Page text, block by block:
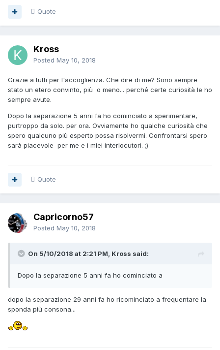
Quote
Kross
Posted May 10, 2018
Grazie a tutti per l'accoglienza. Che dire di me? Sono sempre
stato un etero convinto, più o meno... perché certe curiosità le ho
sempre avute.
Dopo la separazione 5 anni fa ho cominciato a sperimentare,
purtroppo da solo. per ora. Ovviamente ho qualche curiosità che
spero qualcuno più esperto possa risolvermi. Confrontarsi spero
sarà piacevole per me e i miei interlocutori. ;)
Quote
Capricorno57
Posted May 10, 2018
On 5/10/2018 at 2:21 PM, Kross said:
Dopo la separazione 5 anni fa ho cominciato a
dopo la separazione 29 anni fa ho ricominciato a frequentare la
sponda più consona...